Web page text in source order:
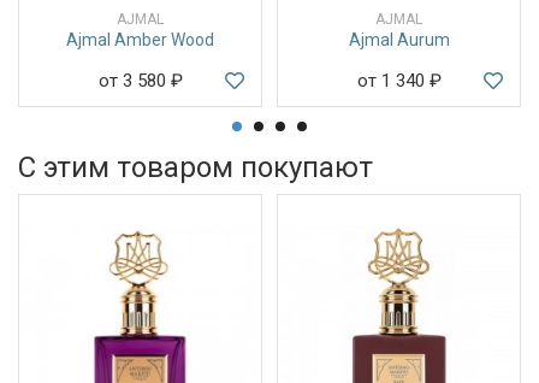
AJMAL
Ajmal Amber Wood
от 3 580 ₽
AJMAL
Ajmal Aurum
от 1 340 ₽
С этим товаром покупают